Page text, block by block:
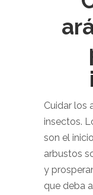
Cuidar los
insectos.
son el
arbustos
y
que deba